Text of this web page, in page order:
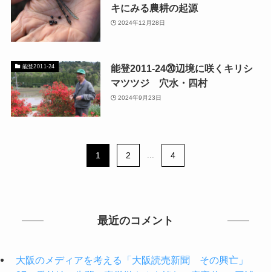
キにみる農耕の起源
2024年12月28日
能登2011-24
能登2011-24⑳辺境に咲くキリシ
マツツジ 穴水・四村
2024年9月23日
1 2 ... 4
最近のコメント
大阪のメディアを考える「大阪読売新聞 その興亡」